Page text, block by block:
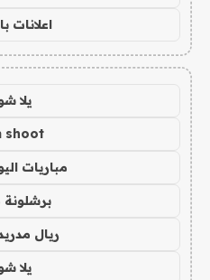
اعلانات
يلا
shoot
مباريات
برشلونة
ريال
يلا